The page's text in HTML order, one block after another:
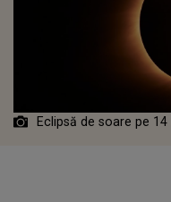
Eclipsă de soare pe